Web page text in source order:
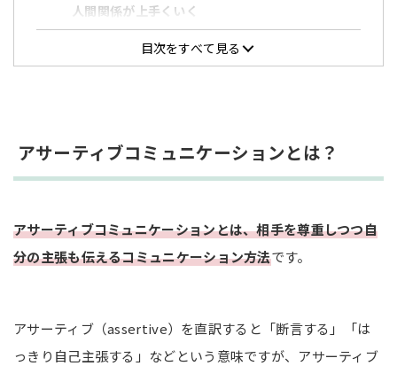
人間関係が上手くいく
仕事での生産性が上がる
ハラスメントを防止できる
攻撃的に自己主張するタイプ
アサーティブコミュニケーションの4つのポイント
素直な気持ちを伝える
対等な立場で伝える
目次をすべて見る
アサーティブコミュニケーションとは？
アサーティブコミュニケーションとは、相手を尊重しつつ自
分の主張も伝えるコミュニケーション方法です。
アサーティブ（assertive）を直訳すると「断言する」「は
っきり自己主張する」などという意味ですが、アサーティブ